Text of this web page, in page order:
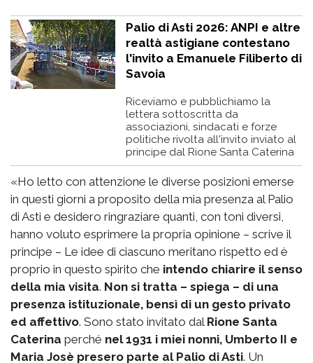
Palio di Asti 2026: ANPI e altre
realtà astigiane contestano
l'invito a Emanuele Filiberto di
Savoia
Riceviamo e pubblichiamo la
lettera sottoscritta da
associazioni, sindacati e forze
politiche rivolta all'invito inviato al
principe dal Rione Santa Caterina
«Ho letto con attenzione le diverse posizioni emerse
in questi giorni a proposito della mia presenza al Palio
di Asti e desidero ringraziare quanti, con toni diversi,
hanno voluto esprimere la propria opinione – scrive il
principe – Le idee di ciascuno meritano rispetto ed è
proprio in questo spirito che intendo chiarire il senso
della mia visita. Non si tratta – spiega – di una
presenza istituzionale, bensì di un gesto privato
ed affettivo. Sono stato invitato dal Rione Santa
Caterina perché nel 1931 i miei nonni, Umberto II e
Maria Josè presero parte al Palio di Asti. Un